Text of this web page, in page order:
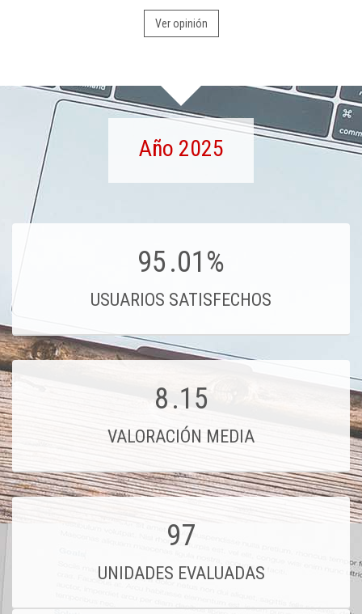
Ver opinión
Año 2025
95.01%
USUARIOS SATISFECHOS
8.15
VALORACIÓN MEDIA
97
UNIDADES EVALUADAS